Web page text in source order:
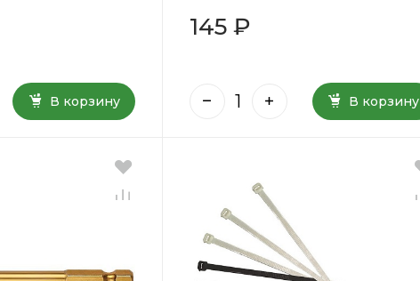
В корзину
145 ₽
В корзину